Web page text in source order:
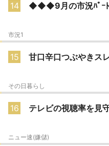
14 ◆◆◆9月の市況ﾊﾟ
市況1
15 甘口辛口つぶやきス
その日暮らし
16 テレビの視聴率を見
ニュー速(嫌儲)